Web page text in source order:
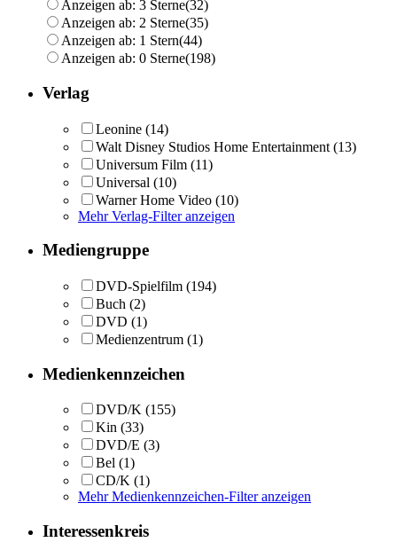
Anzeigen ab: 3 Sterne(32)
Anzeigen ab: 2 Sterne(35)
Anzeigen ab: 1 Stern(44)
Anzeigen ab: 0 Sterne(198)
Verlag
Leonine (14)
Walt Disney Studios Home Entertainment (13)
Universum Film (11)
Universal (10)
Warner Home Video (10)
Mehr Verlag-Filter anzeigen
Mediengruppe
DVD-Spielfilm (194)
Buch (2)
DVD (1)
Medienzentrum (1)
Medienkennzeichen
DVD/K (155)
Kin (33)
DVD/E (3)
Bel (1)
CD/K (1)
Mehr Medienkennzeichen-Filter anzeigen
Interessenkreis